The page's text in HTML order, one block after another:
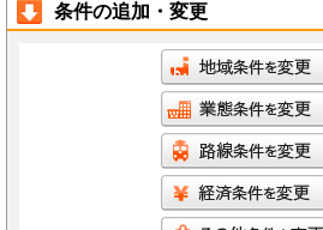
条件の追加・変更